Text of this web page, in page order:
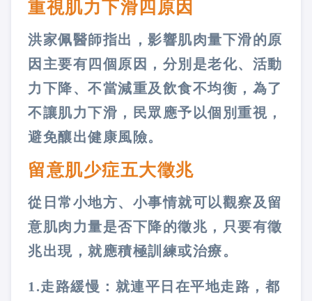
重視肌力下滑四原因
洪家佩醫師指出，影響肌肉量下滑的原
因主要有四個原因，分別是老化、活動
力下降、不當減重及飲食不均衡，為了
不讓肌力下滑，民眾應予以個別重視，
避免釀出健康風險。
留意肌少症五大徵兆
從日常小地方、小事情就可以觀察及留
意肌肉力量是否下降的徵兆，只要有徵
兆出現，就應積極訓練或治療。
1.走路緩慢：就連平日在平地走路，都